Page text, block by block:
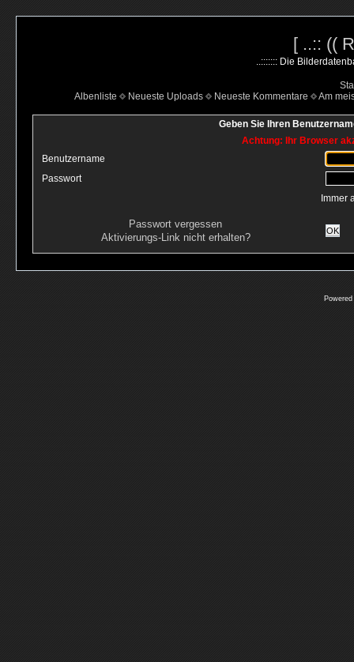
[ ..:: ((
..::::::: Die
Albenliste
Neueste Uploads Neueste Kommentare Am
Geben Sie Ihren
Achtung: Ihr Browser
Benutzername
Passwort
Immer
Passwort vergessen
Aktivierungs-Link nicht erhalten?
OK